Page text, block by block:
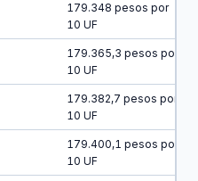
179.348 pesos por
10 UF
179.365,3 pesos por
10 UF
179.382,7 pesos por
10 UF
179.400,1 pesos por
10 UF